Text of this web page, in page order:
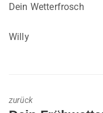
Dein Wetterfrosch
Willy
zurück